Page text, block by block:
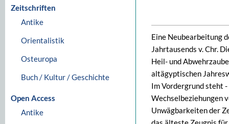
Zeitschriften
Antike
Orientalistik
Osteuropa
Buch / Kultur / Geschichte
Open Access
Antike
Eine Neubearbeitung
Jahrtausends v. Chr.
Heil- und
altägyptischen
Im Vordergrund steht
Wechselbeziehungen
Unwägbarkeiten der